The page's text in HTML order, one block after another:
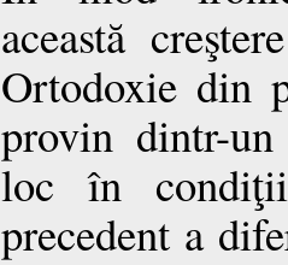
această
Ortodoxie din
provin dintr-
loc în
precedent a